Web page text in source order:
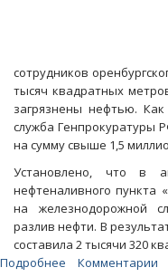
сотрудников
тысяч квадратных
загрязнены нефтью. Как
служба Генпрокуратуры
на сумму свыше 1,5
Установлено, что в
нефтеналивного пункта
на железнодорожной
разлив нефти. В
составила 2 тысячи 320
Подробнее
Комментарии